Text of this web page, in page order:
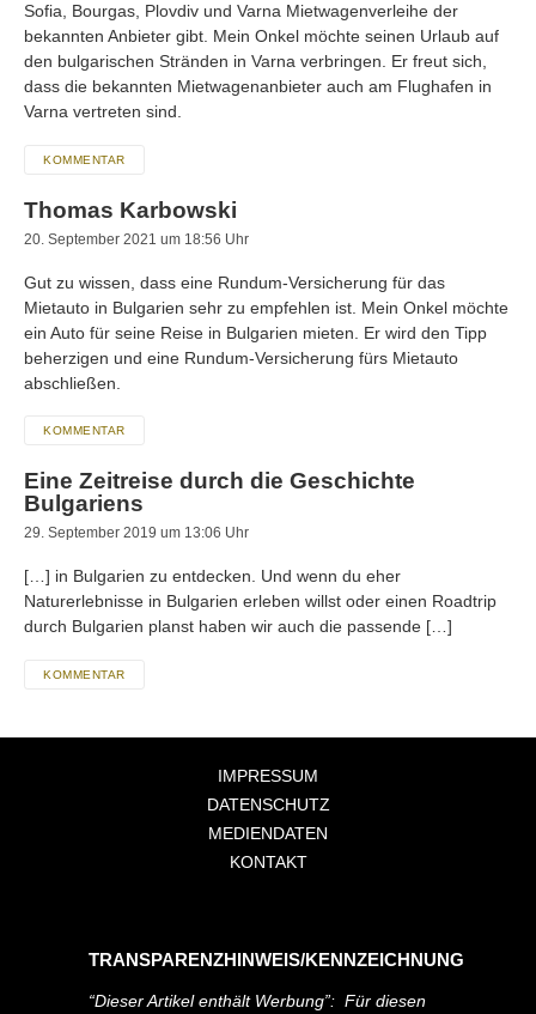
Sofia, Bourgas, Plovdiv und Varna Mietwagenverleihe der
bekannten Anbieter gibt. Mein Onkel möchte seinen Urlaub auf
den bulgarischen Stränden in Varna verbringen. Er freut sich,
dass die bekannten Mietwagenanbieter auch am Flughafen in
Varna vertreten sind.
KOMMENTAR
Thomas Karbowski
20. September 2021 um 18:56 Uhr
Gut zu wissen, dass eine Rundum-Versicherung für das
Mietauto in Bulgarien sehr zu empfehlen ist. Mein Onkel möchte
ein Auto für seine Reise in Bulgarien mieten. Er wird den Tipp
beherzigen und eine Rundum-Versicherung fürs Mietauto
abschließen.
KOMMENTAR
Eine Zeitreise durch die Geschichte
Bulgariens
29. September 2019 um 13:06 Uhr
[…] in Bulgarien zu entdecken. Und wenn du eher
Naturerlebnisse in Bulgarien erleben willst oder einen Roadtrip
durch Bulgarien planst haben wir auch die passende […]
KOMMENTAR
IMPRESSUM
DATENSCHUTZ
MEDIENDATEN
KONTAKT
TRANSPARENZHINWEIS/KENNZEICHNUNG
“Dieser Artikel enthält Werbung”: Für diesen